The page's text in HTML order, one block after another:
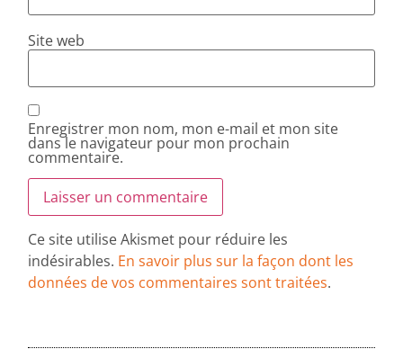
Site web
Enregistrer mon nom, mon e-mail et mon site
dans le navigateur pour mon prochain
commentaire.
Ce site utilise Akismet pour réduire les
indésirables. En savoir plus sur la façon dont les
données de vos commentaires sont traitées.